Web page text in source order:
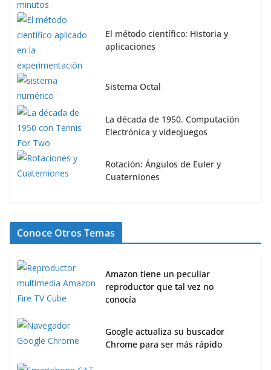
El método científico: Historia y
aplicaciones
Sistema Octal
La década de 1950. Computación
Electrónica y videojuegos
Rotación: Ángulos de Euler y
Cuaterniones
Conoce Otros Temas
Amazon tiene un peculiar
reproductor que tal vez no
conocía
Google actualiza su buscador
Chrome para ser más rápido